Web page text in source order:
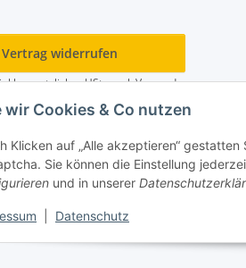
wir Cookies & Co nutzen
Klicken auf „Alle akzeptieren“
Sie können die Einstellung
und in unserer
Datenschutz
Vertrag widerrufen
gesetzlicher USt., zzgl.Versand